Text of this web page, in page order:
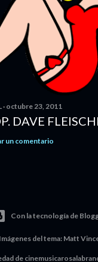
octubre 23, 2011
DAVE
un comentario
Con la tecnología de
Imágenes del tema: Matt
de